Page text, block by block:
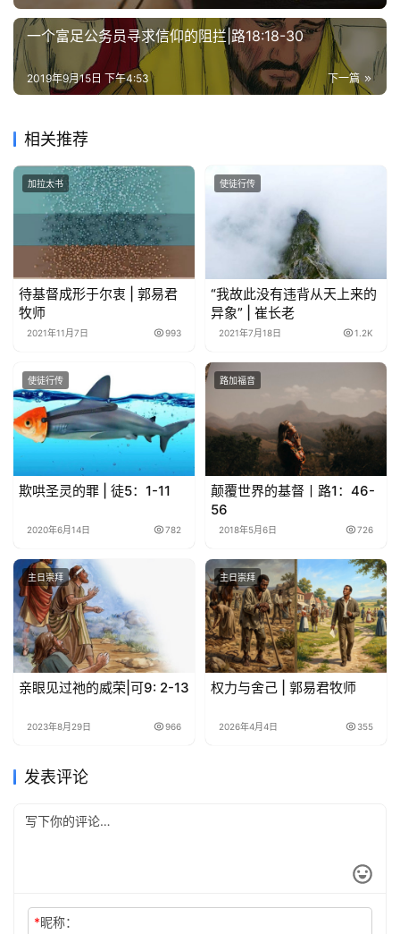
按
卷
查
经
点
回
应
我
们
一个富足公务员寻求信仰的阻拦|路18:18-30
下一篇
2019年9月15日 下午4:53
相关推荐
加拉太书
待基督成形于尔衷 | 郭易君
牧师
2021年11月7日 993
使徒行传
“我故此没有违背从天上来的
异象” | 崔长老
2021年7月18日 1.2K
使徒行传
欺哄圣灵的罪 | 徒5：1-11
2020年6月14日 782
路加福音
颠覆世界的基督丨路1：46-
56
2018年5月6日 726
主日崇拜
亲眼见过祂的威荣|可9: 2-13
2023年8月29日 966
主日崇拜
权力与舍己 | 郭易君牧师
2026年4月4日 355
发表评论
*昵称：